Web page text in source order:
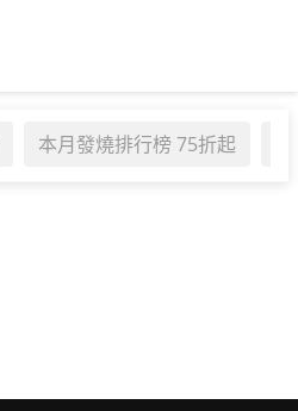
本月發燒排行榜 75折起